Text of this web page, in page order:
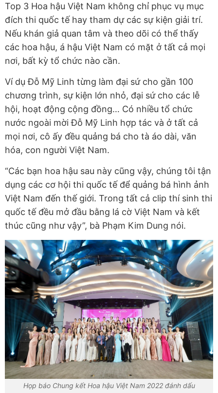
Top 3 Hoa hậu Việt Nam không chỉ phục vụ mục
đích thi quốc tế hay tham dự các sự kiện giải trí.
Nếu khán giả quan tâm và theo dõi có thể thấy
các hoa hậu, á hậu Việt Nam có mặt ở tất cả mọi
nơi, bất kỳ tổ chức nào cần.
Ví dụ Đỗ Mỹ Linh từng làm đại sứ cho gần 100
chương trình, sự kiện lớn nhỏ, đại sứ cho các lễ
hội, hoạt động cộng đồng… Có nhiều tổ chức
nước ngoài mời Đỗ Mỹ Linh hợp tác và ở tất cả
mọi nơi, cô ấy đều quảng bá cho tà áo dài, văn
hóa, con người Việt Nam.
“Các bạn hoa hậu sau này cũng vậy, chúng tôi tận
dụng các cơ hội thi quốc tế để quảng bá hình ảnh
Việt Nam đến thế giới. Trong tất cả clip thí sinh thi
quốc tế đều mở đầu bằng lá cờ Việt Nam và kết
thúc cũng như vậy”, bà Phạm Kim Dung nói.
Họp báo Chung kết Hoa hậu Việt Nam 2022 đánh dấu